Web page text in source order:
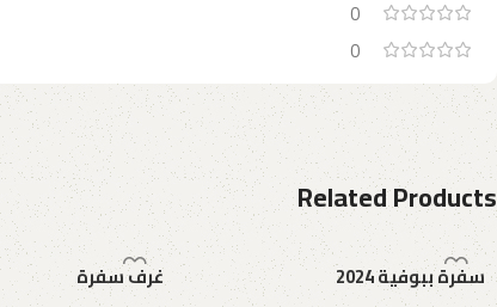
0
0
Related Products
سفرة ببوفية 2024
غرف سفرة